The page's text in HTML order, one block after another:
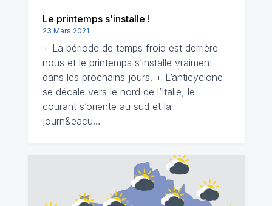
Le printemps s'installe !
23 Mars 2021
+ La période de temps froid est derrière
nous et le printemps s’installe vraiment
dans les prochains jours. + L’anticyclone
se décale vers le nord de l’Italie, le
courant s’oriente au sud et la
journ&eacu…